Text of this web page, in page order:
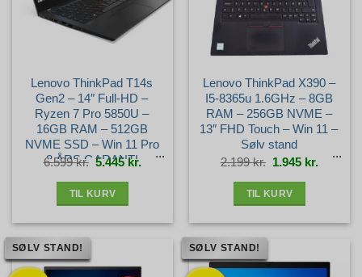
Lenovo ThinkPad T14s
Gen2 – 14″ Full-HD –
Ryzen 7 Pro 5850U –
16GB RAM – 512GB
NVME SSD – Win 11 Pro
– 3 ÅRS GARANTI –
6.599kr. Den
oprindelige
pris
5.445kr. Den
aktuelle
pris
TIL KURV
Lenovo ThinkPad X390 –
I5-8365u 1.6GHz – 8GB
RAM – 256GB NVME –
13″ FHD Touch – Win 11 –
Sølv stand
2.199kr. Den
oprindelige
pris
1.945 kr. Den
aktuelle
pris
TIL KURV
SØLV STAND! SØLV STAND!